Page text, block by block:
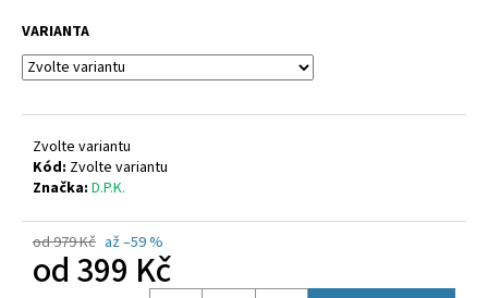
VARIANTA
Zvolte variantu
Kód: Zvolte variantu
Značka: D.P.K.
od 979 Kč až –59 %
od399 Kč
o
p
o
r
e
m